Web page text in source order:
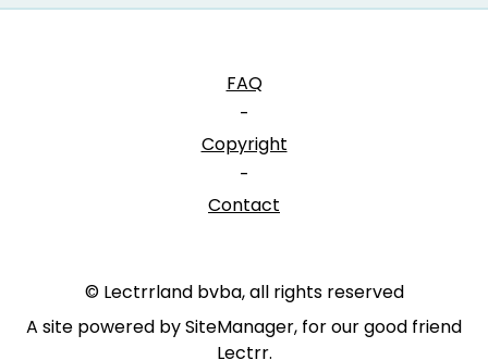
FAQ
-
Copyright
-
Contact
© Lectrrland bvba, all rights reserved
A site powered by SiteManager, for our good friend
Lectrr.